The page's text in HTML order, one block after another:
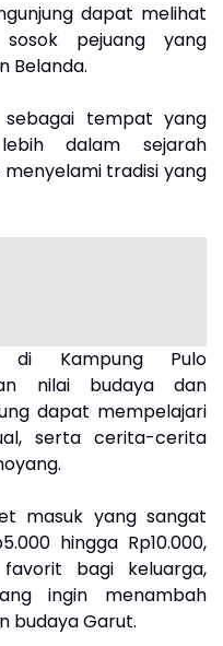
dapat melihat
pejuang yang
Belanda.
tempat yang
dalam sejarah
tradisi yang
di Kampung Pulo
nilai budaya dan
dapat mempelajari
serta cerita-cerita
masuk yang sangat
hingga Rp10.000,
bagi keluarga,
ingin menambah
budaya Garut.